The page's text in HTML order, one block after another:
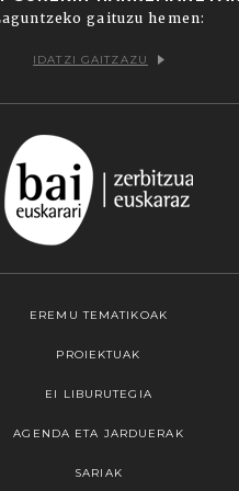
gaituzu hemen:
IDATZI GAITZAZU
EREMU TEMATIKOAK
PROIEKTUAK
EI LIBURUTEGIA
AGENDA ETA JARDUERAK
SARIAK